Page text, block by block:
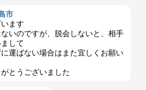
市
ます
いのですが、脱会しないと、相手
して
運ばない場合はまた宜しくお願い
とうございました